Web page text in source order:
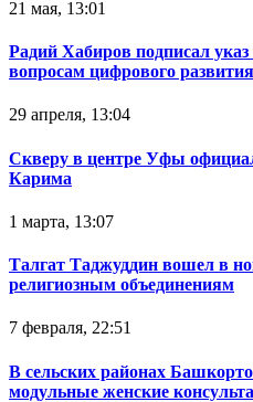
21 мая, 13:01
Радий Хабиров подписал указ
вопросам цифрового
29 апреля, 13:04
Скверу в центре Уфы
Карима
1 марта, 13:07
Талгат Таджуддин вошел в
религиозным объединениям
7 февраля, 22:51
В сельских районах
модульные женские